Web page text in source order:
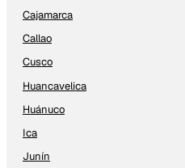
Cajamarca
Callao
Cusco
Huancavelica
Huánuco
Ica
Junín